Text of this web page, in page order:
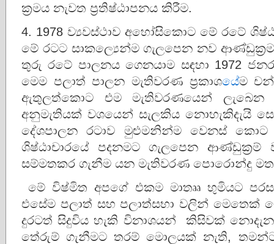
ක්‍රමය නැවත ප්‍රතිෂ්ඨාපනය කිරීම.
4. 1978 ව්‍යවස්ථාව අහෝසිකොට මේ රටේ
මේ රටට සාකල්‍යෙන්ම ගැලපෙන නව
තුරු රටේ පාලනය ගෙනයාම සඳහා 1972
මෙම පලාත් පාලන මැතිවරණ ප්‍රකාශයේම
ඇතුලත්කොට එම මැතිවරණයෙන් ලැබෙන
අනුමැතියක් වශයෙන් සැලකිය නොහැකිදැයි
දේශපාලන රටාව මුළුමනින්ම වෙනස්
ශිෂ්ඨාචාරයේ පදනමට ගැලපෙන
සම්මතකර ගැනීම යන මැතිවරණ පොරොන්දු
මේ විෂ්මිත අපගේ එකම මාතෲ භුමියට
එසේම පලාත් සහ පලාත්සභා වලින් මෙතෙක්
දුරටත් සිදුවිය හැකි විනාශයන් කිසිවක්
තේරුම් ගැනීමට තරම් මොලයක් නැති,